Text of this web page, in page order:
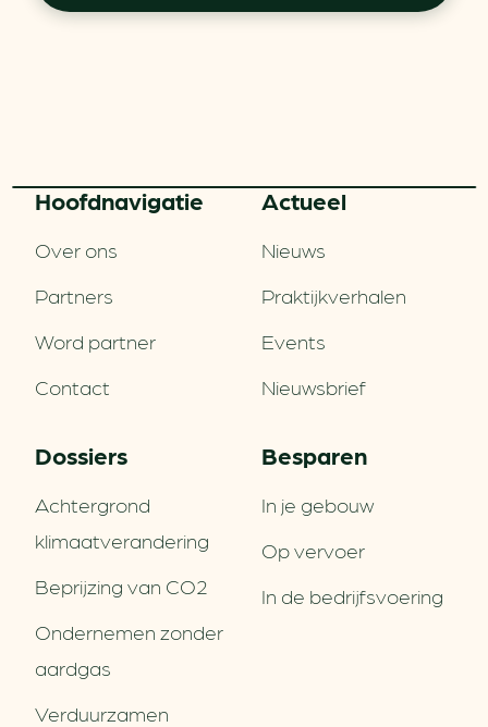
Hoofd­navigatie
Over ons
Partners
Word partner
Contact
Actueel
Nieuws
Praktijkverhalen
Events
Nieuwsbrief
Dossiers
Achtergrond
klimaatverandering
Beprijzing van CO2
Ondernemen zonder
aardgas
Verduurzamen
Besparen
In je gebouw
Op vervoer
In de bedrijfsvoering